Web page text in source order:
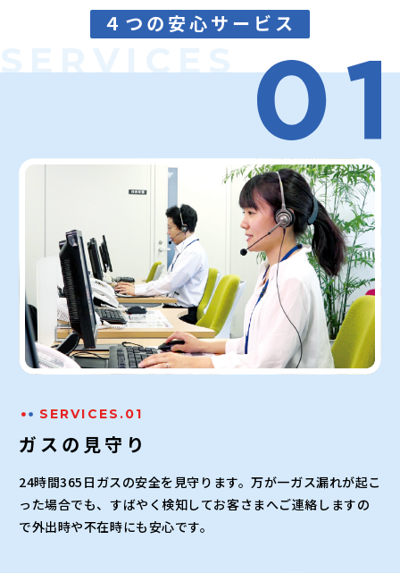
４つの安心サービス
SERVICES.01
ガスの見守り
24時間365日ガスの安全を見守ります。万が一ガス漏れが起こ
った場合でも、すばやく検知してお客さまへご連絡しますの
で外出時や不在時にも安心です。